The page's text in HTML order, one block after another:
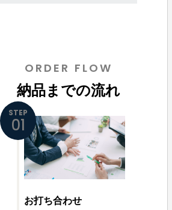
ORDER FLOW
納品までの流れ
STEP
01
お打ち合わせ